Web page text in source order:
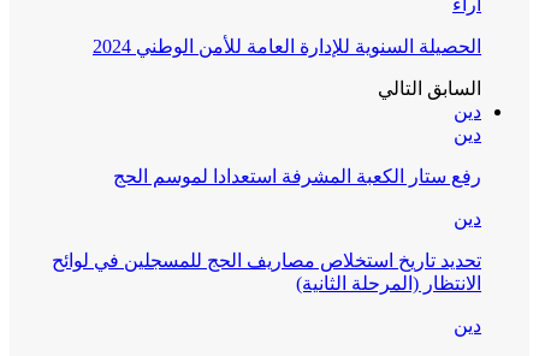
آراء
الحصيلة السنوية للإدارة العامة للأمن الوطني 2024
السابق التالي
دين
دين
رفع ستار الكعبة المشرفة استعدادا لموسم الحج
دين
تحديد تاريخ استخلاص مصاريف الحج للمسجلين في لوائح
الانتظار (المرحلة الثانية)
دين